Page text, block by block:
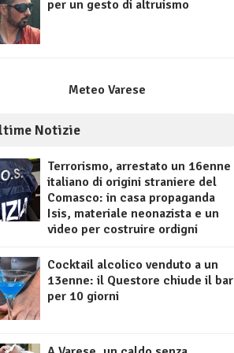
per un gesto di altruismo
Meteo Varese
Notizie
Terrorismo, arrestato un 16enne
italiano di origini straniere del
Comasco: in casa propaganda
Isis, materiale neonazista e un
video per costruire ordigni
Cocktail alcolico venduto a un
13enne: il Questore chiude il bar
per 10 giorni